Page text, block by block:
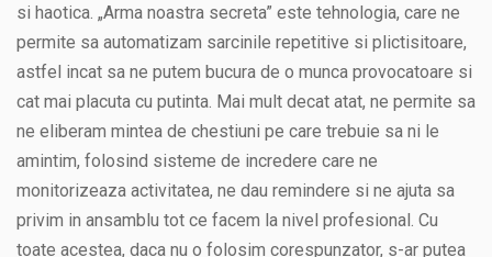
si haotica. „Arma noastra secreta” este tehnologia, care ne
permite sa automatizam sarcinile repetitive si plictisitoare,
astfel incat sa ne putem bucura de o munca provocatoare si
cat mai placuta cu putinta. Mai mult decat atat, ne permite sa
ne eliberam mintea de chestiuni pe care trebuie sa ni le
amintim, folosind sisteme de incredere care ne
monitorizeaza activitatea, ne dau remindere si ne ajuta sa
privim in ansamblu tot ce facem la nivel profesional. Cu
toate acestea, daca nu o folosim corespunzator, s-ar putea